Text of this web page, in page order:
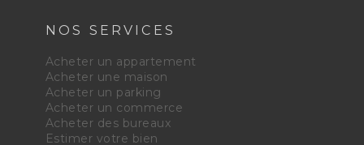
NOS SERVICES
Acheter un appartement
Acheter une maison
Acheter un parking
Acheter un commerce
Acheter des bureaux
Estimer votre bien